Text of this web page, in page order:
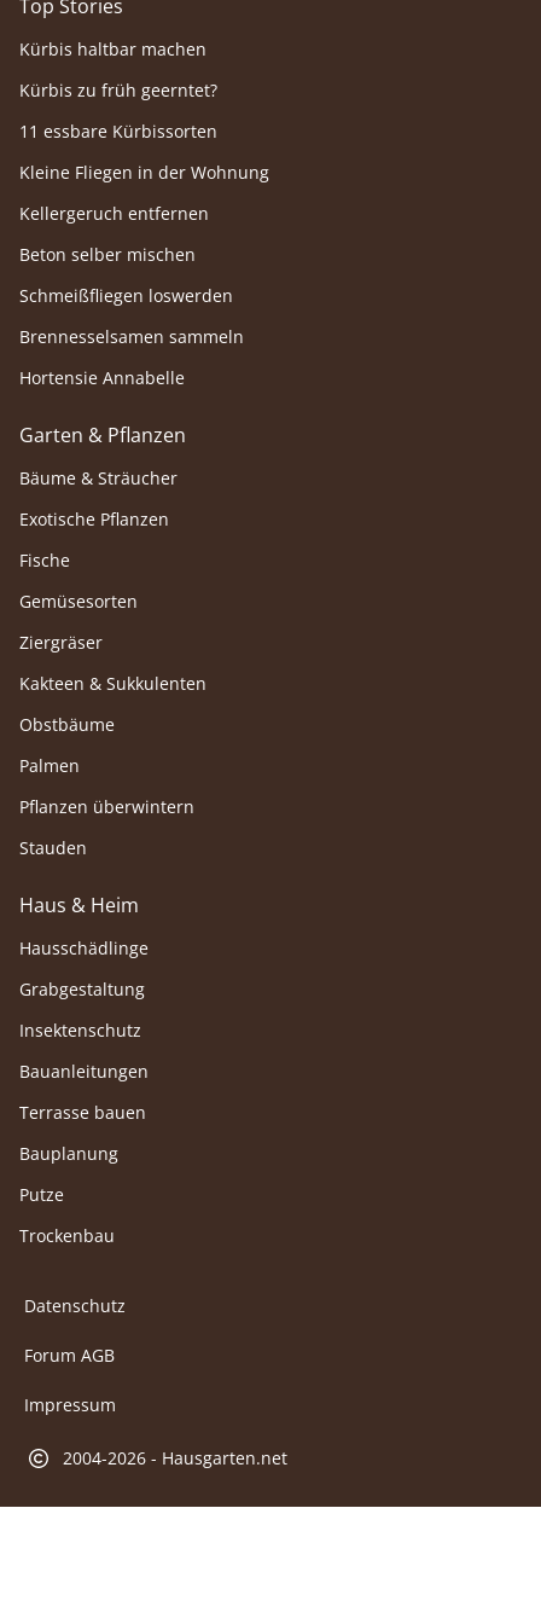
Top Stories
Kürbis haltbar machen
Kürbis zu früh geerntet?
11 essbare Kürbissorten
Kleine Fliegen in der Wohnung
Kellergeruch entfernen
Beton selber mischen
Schmeißfliegen loswerden
Brennesselsamen sammeln
Hortensie Annabelle
Garten & Pflanzen
Bäume & Sträucher
Exotische Pflanzen
Fische
Gemüsesorten
Ziergräser
Kakteen & Sukkulenten
Obstbäume
Palmen
Pflanzen überwintern
Stauden
Haus & Heim
Hausschädlinge
Grabgestaltung
Insektenschutz
Bauanleitungen
Terrasse bauen
Bauplanung
Putze
Trockenbau
Datenschutz
Forum AGB
Impressum
2004-2026 - Hausgarten.net